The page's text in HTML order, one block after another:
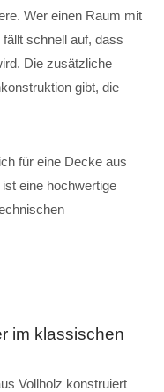
Wer einen Raum mit
schnell auf, dass
Die zusätzliche
gibt, die
für eine Decke aus
eine hochwertige
im klassischen
Vollholz konstruiert